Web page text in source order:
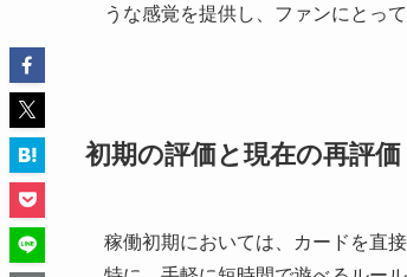
うな感覚を提供し、ファンにとっ
初期の評価と現在の再評価
稼働初期においては、カードを直